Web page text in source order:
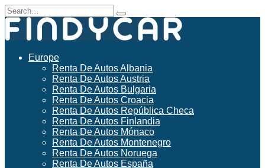
Skip
to
content
Search
for:
Europe
Renta De Autos Albania
Renta De Autos Austria
Renta De Autos Bulgaria
Renta De Autos Croacia
Renta De Autos República Checa
Renta De Autos Finlandia
Renta De Autos Mónaco
Renta De Autos Montenegro
Renta De Autos Noruega
Renta De Autos España